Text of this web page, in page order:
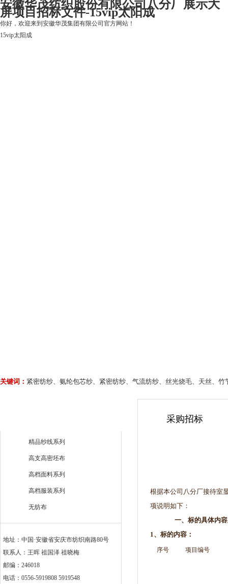
安徽华茂纺织股份有限公司八分厂展示大
屏项目招标文件-15vip太阳成
你好，欢迎来到安徽华茂集团有限公司官方网站！
15vip太阳成
关键词： 紧密纺纱、氨纶包芯纱、紧密纺纱、气流纺纱、丝光烧毛、天丝、
精品纱线系列
高支高密坯布
高档面料系列
高档服装系列
无纺布
地址：中国·安徽省安庆市纺织南路80号
联系人：王晖 祖国泽 祖晓梅
邮编：246018
电话：0556-5919808 5919548
采购招标
根据本公司八分厂接待室
项说明如下：
一、 标的具体内
1、标的内容：
序号 项目编号